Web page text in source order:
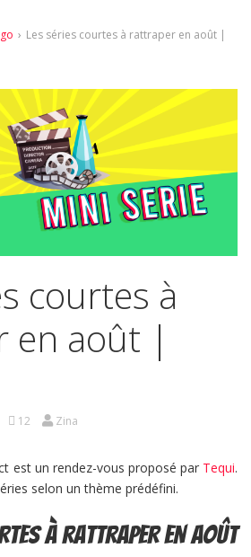
› Les séries courtes à rattraper en août |
courtes à
en août |
12 Zina
est un rendez-vous proposé par Tequi.
selon un thème prédéfini.
à rattraper en août